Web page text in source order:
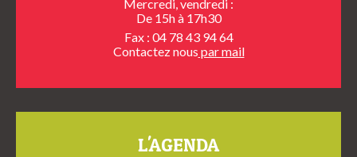
Mercredi, vendredi :
De 15h à 17h30
Fax : 04 78 43 94 64
Contactez nous par mail
L'AGENDA